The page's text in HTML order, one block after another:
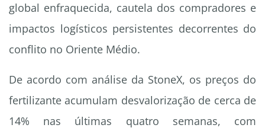
global enfraquecida, cautela dos compradores e
impactos logísticos persistentes decorrentes do
conflito no Oriente Médio.
De acordo com análise da StoneX, os preços do
fertilizante acumulam desvalorização de cerca de
14% nas últimas quatro semanas, com